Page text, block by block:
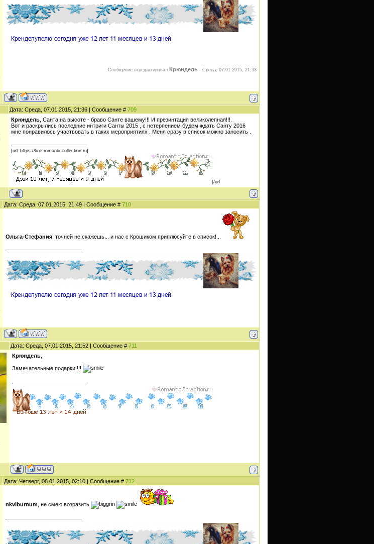
Сообщение отредактировал Крюндель - Среда, 07.01.2015, 21:33
Дата: Среда, 07.01.2015, 21:36 | Сообщение # 709
Крюндель , Санта на высоте - браво Санте вашему!!! И презинтация великолепная!!!.
Вот и раскрылись последние интриги Санты 2015 , с нетерпением будем ждать Санту 2016
мне понравилось участвовать в таких мероприятиях . Меня сразу в список можно заносить .
[url=https://line.romanticcollection.ru]
[/url
Дата: Среда, 07.01.2015, 21:49 | Сообщение # 710
Ольга-Стефания , точней не скажешь... и нас с Крошиком приплюсуйте в список!...
Дата: Среда, 07.01.2015, 21:52 | Сообщение # 711
Крюндель
Замечательные подарки !!!
Дата: Четверг, 08.01.2015, 02:10 | Сообщение # 712
nkviburnum , не смею возразить